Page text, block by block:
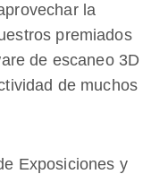
la
premiados
de escaneo 3D
de muchos
Exposiciones y